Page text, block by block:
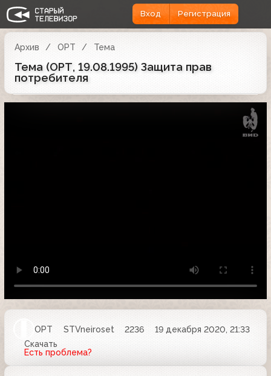
Вход Регистрация
Архив ОРТ Тема
Тема (ОРТ, 19.08.1995) Защита прав
потребителя
ОРТ STVneiroset 2236
19 декабря 2020, 21:33
Скачать
Есть проблема?